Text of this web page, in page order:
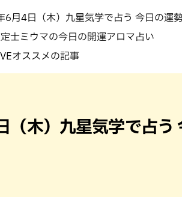
6月4日（木）九星気学で占う 今日の運
士ミウマの今日の開運アロマ占い
オススメの記事
木）九星気学で占う